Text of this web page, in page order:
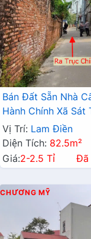
Bán Đất Sẵn Nhà
Hành Chính Xã
Vị Trí: Lam Điền
Diện Tích: 82.5m²
Giá:2-2.5 Tỉ Đã
CHƯƠNG MỸ